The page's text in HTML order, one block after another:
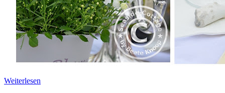
Weiterlesen